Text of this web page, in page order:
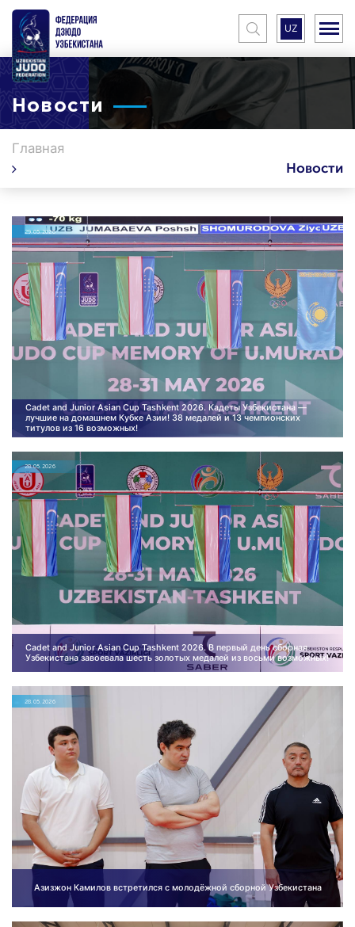
UZ
Новости
Главная
Новости
29.05.2026
Cadet and Junior Asian Cup Tashkent 2026. Кадеты Узбекистана —
лучшие на домашнем Кубке Азии! 38 медалей и 13 чемпионских
титулов из 16 возможных!
28.05.2026
Cadet and Junior Asian Cup Tashkent 2026. В первый день сборная
Узбекистана завоевала шесть золотых медалей из восьми возможных!
28.05.2026
Азизжон Камилов встретился с молодёжной сборной Узбекистана